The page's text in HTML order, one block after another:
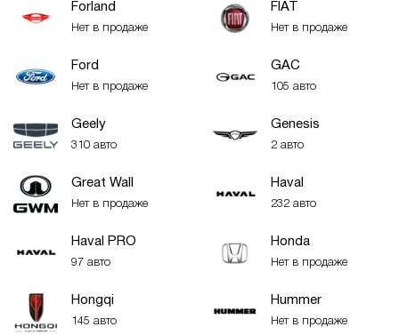
Forland
Нет в продаже
FIAT
Нет в продаже
Ford
Нет в продаже
GAC
105 авто
Geely
310 авто
Genesis
2 авто
Great Wall
Нет в продаже
Haval
232 авто
Haval PRO
97 авто
Honda
Нет в продаже
Hongqi
145 авто
Hummer
Нет в продаже